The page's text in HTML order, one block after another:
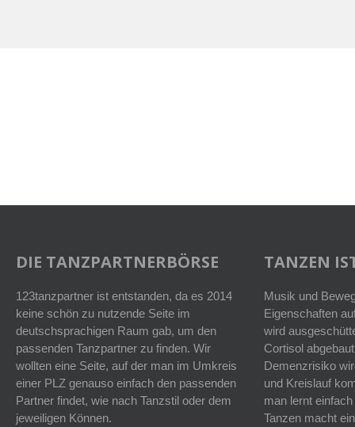
DIE TANZPARTNERBÖRSE
123tanzpartner ist entstanden, da es 2014
keine schön zu nutzende Seite im
deutschsprachigen Raum gab, um den
passenden Tanzpartner zu finden. Wir
wollten eine Seite, auf der man im Umkreis
einer PLZ genauso einfach den passenden
Partner findet, wie nach Tanzstil oder dem
jeweiligen Können.
TANZEN
Musik und
Eigenschaften
wird
Cortisol
Demenzrisiko
und Kreislauf
man lernt
Tanzen macht